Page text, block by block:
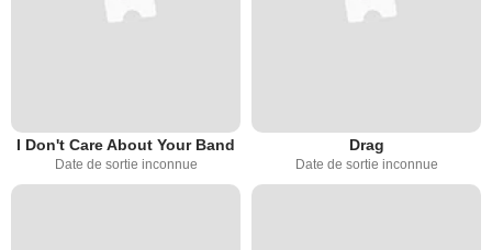
I Don't Care About Your Band
Date de sortie inconnue
Drag
Date de sortie inconnue